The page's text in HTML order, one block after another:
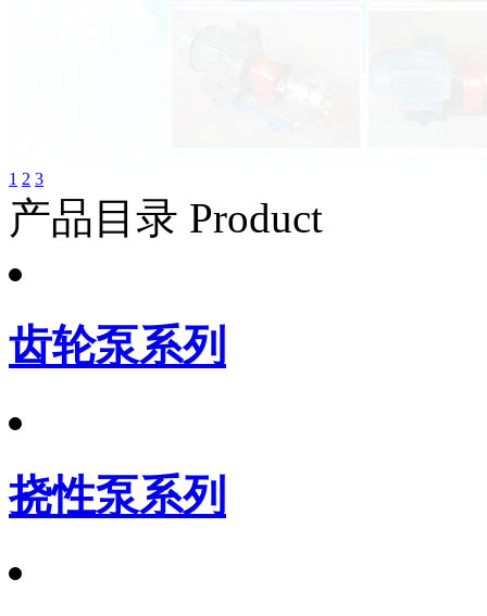
1 2 3
产品目录 Product
齿轮泵系列
挠性泵系列